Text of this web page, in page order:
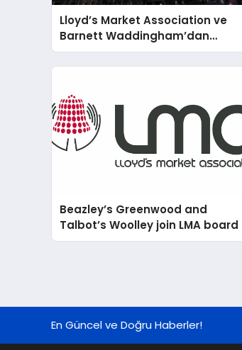
Lloyd’s Market Association ve
Barnett Waddingham’dan
Lloyd’s Piyasası İçin Yapay Zeka
Uygulama Kiti
Beazley’s Greenwood and
Talbot’s Woolley join LMA board
En Güncel ve Doğru Haberler!